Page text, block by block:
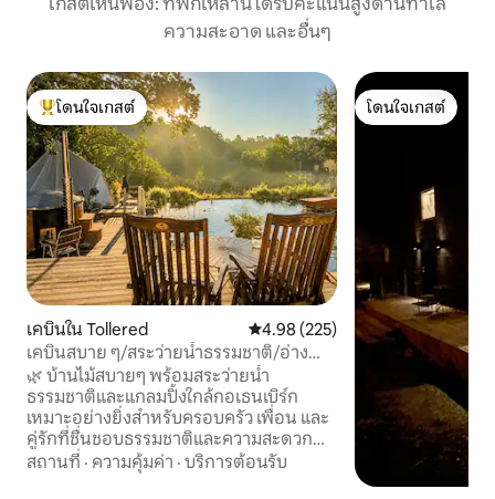
ความสะอาด และอื่นๆ
โดนใจเกสต์ที่สุด
โดนใจเกสต์
เคบินใน Tollered คะแนนเฉลี่ย 4.98 จาก 5, 225 รีวิว
4.98 (225)
เคบินสบาย ๆ/สระว่ายน้ำธรรมชาติ/อ่างน้ำ
ร้อน/ใกล้กอเธนเบิร์ก
🌿 บ้านไม้สบายๆ พร้อมสระว่ายน้ำ
ธรรมชาติและแกลมปิ้งใกล้กอเธนเบิร์ก
เหมาะอย่างยิ่งสำหรับครอบครัว เพื่อน และ
คู่รักที่ชื่นชอบธรรมชาติและความสะดวก
สบาย • ห้องครัวพร้อมอุปกรณ์ครบครัน •
อ่างน้ำร้อนที่ใช้ไฟฟืน • ยินดีต้อนรับสัตว์
สถานที่ · ความคุ้มค่า · บริการต้อนรับ
โดนใจเกสต์
โดนใจเกสต์